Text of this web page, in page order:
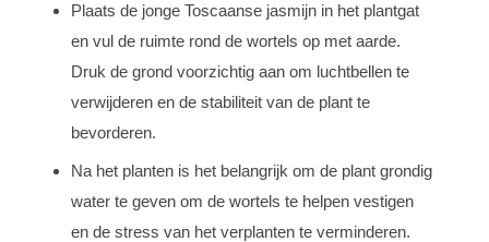
Plaats de jonge Toscaanse jasmijn in het plantgat
en vul de ruimte rond de wortels op met aarde.
Druk de grond voorzichtig aan om luchtbellen te
verwijderen en de stabiliteit van de plant te
bevorderen.
Na het planten is het belangrijk om de plant grondig
water te geven om de wortels te helpen vestigen
en de stress van het verplanten te verminderen.